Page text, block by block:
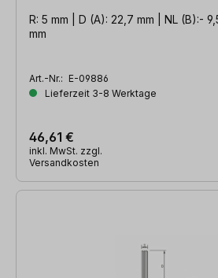
R: 5 mm | D (A): 22,7 mm | NL (B):-
mm
Art.-Nr.: E-09886
Lieferzeit 3-8 Werktage
46,61 €
inkl. MwSt. zzgl.
Versandkosten